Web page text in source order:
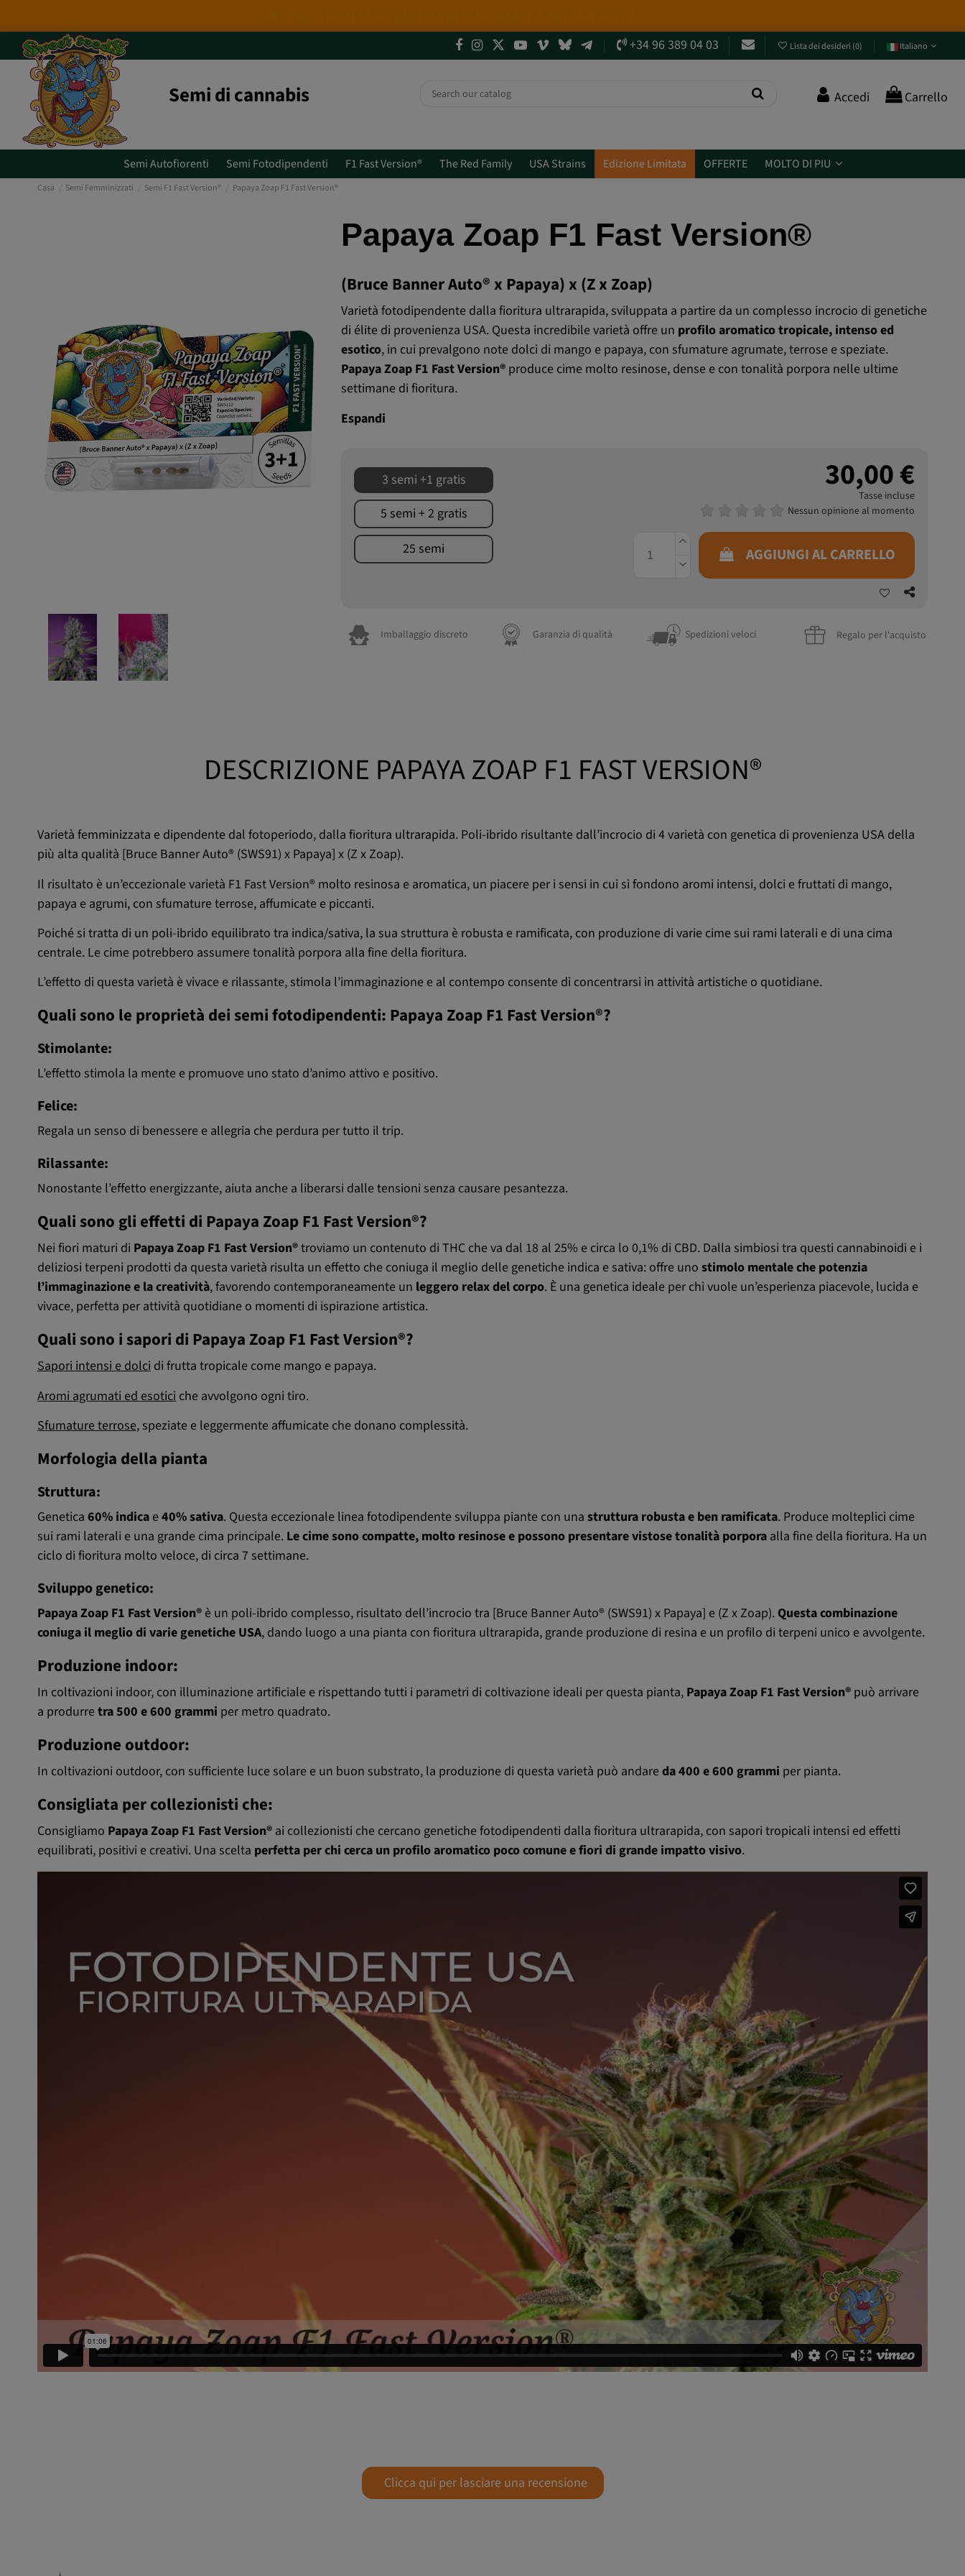
+34 96 389 04 03
Lista dei desideri (0) Italiano
Semi di cannabis Accedi Carrello
Semi Autofiorenti Semi Fotodipendenti F1 Fast Version® The Red Family USA Strains Edizione Limitata OFFERTE MOLTO DI PIU
Casa Semi Femminizzati Semi F1 Fast Version® Papaya Zoap F1 Fast Version®
Papaya Zoap F1 Fast Version®
(Bruce Banner Auto® x Papaya) x (Z x Zoap)
Varietà fotodipendente dalla fioritura ultrarapida, sviluppata a partire da un complesso incrocio di genetiche
di élite di provenienza USA. Questa incredibile varietà offre un profilo aromatico tropicale, intenso ed
esotico, in cui prevalgono note dolci di mango e papaya, con sfumature agrumate, terrose e speziate.
Papaya Zoap F1 Fast Version® produce cime molto resinose, dense e con tonalità porpora nelle ultime
settimane di fioritura.
Espandi
3 semi +1 gratis
5 semi + 2 gratis
25 semi
30,00 €
Tasse incluse
Nessun opinione al momento
AGGIUNGI AL CARRELLO
Imballaggio discreto Garanzia di qualità Spedizioni veloci Regalo per l'acquisto
DESCRIZIONE PAPAYA ZOAP F1 FAST VERSION®
Varietà femminizzata e dipendente dal fotoperiodo, dalla fioritura ultrarapida. Poli-ibrido risultante dall’incrocio di 4 varietà con genetica di provenienza USA della
più alta qualità [Bruce Banner Auto® (SWS91) x Papaya] x (Z x Zoap).
Il risultato è un’eccezionale varietà F1 Fast Version® molto resinosa e aromatica, un piacere per i sensi in cui si fondono aromi intensi, dolci e fruttati di mango,
papaya e agrumi, con sfumature terrose, affumicate e piccanti.
Poiché si tratta di un poli-ibrido equilibrato tra indica/sativa, la sua struttura è robusta e ramificata, con produzione di varie cime sui rami laterali e di una cima
centrale. Le cime potrebbero assumere tonalità porpora alla fine della fioritura.
L’effetto di questa varietà è vivace e rilassante, stimola l’immaginazione e al contempo consente di concentrarsi in attività artistiche o quotidiane.
Quali sono le proprietà dei semi fotodipendenti: Papaya Zoap F1 Fast Version®?
Stimolante:
L’effetto stimola la mente e promuove uno stato d’animo attivo e positivo.
Felice:
Regala un senso di benessere e allegria che perdura per tutto il trip.
Rilassante:
Nonostante l’effetto energizzante, aiuta anche a liberarsi dalle tensioni senza causare pesantezza.
Quali sono gli effetti di Papaya Zoap F1 Fast Version®?
Nei fiori maturi di Papaya Zoap F1 Fast Version®troviamo un contenuto di THC che va dal 18 al 25% e circa lo 0,1% di CBD. Dalla simbiosi tra questi cannabinoidi e i
deliziosi terpeni prodotti da questa varietà risulta un effetto che coniuga il meglio delle genetiche indica e sativa: offre uno stimolo mentale che potenzia
l’immaginazione e la creatività, favorendo contemporaneamente un leggero relax del corpo. È una genetica ideale per chi vuole un’esperienza piacevole, lucida e
vivace, perfetta per attività quotidiane o momenti di ispirazione artistica.
Quali sono i sapori di Papaya Zoap F1 Fast Version®?
Sapori intensi e dolci di frutta tropicale come mango e papaya.
Aromi agrumati ed esotici che avvolgono ogni tiro.
Sfumature terrose, speziate e leggermente affumicate che donano complessità.
Morfologia della pianta
Struttura:
Genetica 60% indica e40% sativa. Questa eccezionale linea fotodipendente sviluppa piante con una struttura robusta e ben ramificata. Produce molteplici cime
sui rami laterali e una grande cima principale. Le cime sono compatte, molto resinose e possono presentare vistose tonalità porpora alla fine della fioritura. Ha un
ciclo di fioritura molto veloce, di circa 7 settimane.
Sviluppo genetico:
Papaya Zoap F1 Fast Version® è un poli-ibrido complesso, risultato dell’incrocio tra [Bruce Banner Auto® (SWS91) x Papaya] e (Z x Zoap). Questa combinazione
coniuga il meglio di varie genetiche USA, dando luogo a una pianta con fioritura ultrarapida, grande produzione di resina e un profilo di terpeni unico e avvolgente.
Produzione indoor:
In coltivazioni indoor, con illuminazione artificiale e rispettando tutti i parametri di coltivazione ideali per questa pianta, Papaya Zoap F1 Fast Version® può arrivare
a produrretra 500 e 600 grammi per metro quadrato.
Produzione outdoor:
In coltivazioni outdoor, con sufficiente luce solare e un buon substrato, la produzione di questa varietà può andareda 400 e 600 grammi per pianta.
Consigliata per collezionisti che:
Consigliamo Papaya Zoap F1 Fast Version® ai collezionisti che cercano genetiche fotodipendenti dalla fioritura ultrarapida, con sapori tropicali intensi ed effetti
equilibrati, positivi e creativi. Una scelta perfetta per chi cerca un profilo aromatico poco comune e fiori di grande impatto visivo.
Clicca qui per lasciare una recensione